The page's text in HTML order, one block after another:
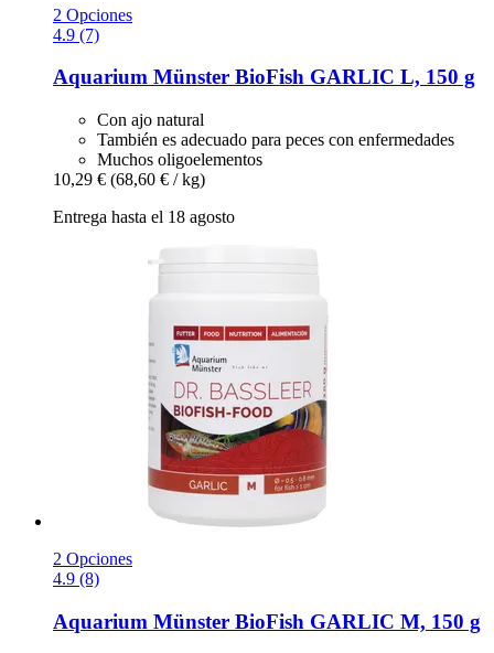
2 Opciones
4.9 (7)
Aquarium Münster BioFish GARLIC L, 150 g
Con ajo natural
También es adecuado para peces con enfermedades
Muchos oligoelementos
10,29 € (68,60 € / kg)
Entrega hasta el 18 agosto
2 Opciones
4.9 (8)
Aquarium Münster BioFish GARLIC M, 150 g